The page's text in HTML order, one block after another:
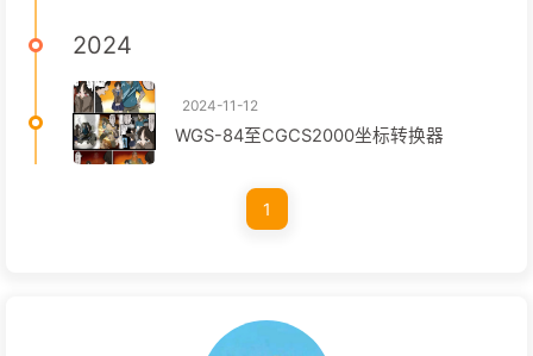
2024
2024-11-12
WGS-84至CGCS2000坐标转换器
1